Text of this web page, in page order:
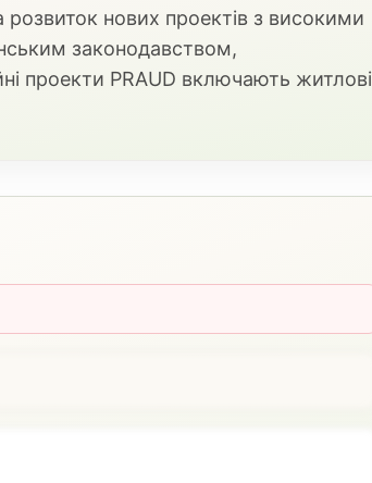
розвиток нових проектів з високими
законодавством,
проекти PRAUD включають житлові